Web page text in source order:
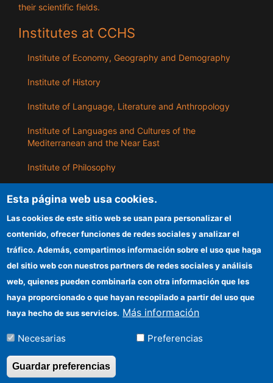
their scientific fields.
Institutes at CCHS
Institute of Economy, Geography and Demography
Institute of History
Institute of Language, Literature and Anthropology
Institute of Languages ​​and Cultures of the
Mediterranean and the Near East
Institute of Philosophy
ILLA
Information for providers
Funding entities
Location
Esta página web usa cookies.
Las cookies de este sitio web se usan para personalizar el
contenido, ofrecer funciones de redes sociales y analizar el
tráfico. Además, compartimos información sobre el uso que haga
del sitio web con nuestros partners de redes sociales y análisis
web, quienes pueden combinarla con otra información que les
haya proporcionado o que hayan recopilado a partir del uso que
haya hecho de sus servicios. Más información
Necesarias Preferencias
Guardar preferencias